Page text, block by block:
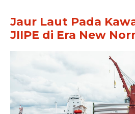
Jaur Laut Pada
JIIPE di Era New